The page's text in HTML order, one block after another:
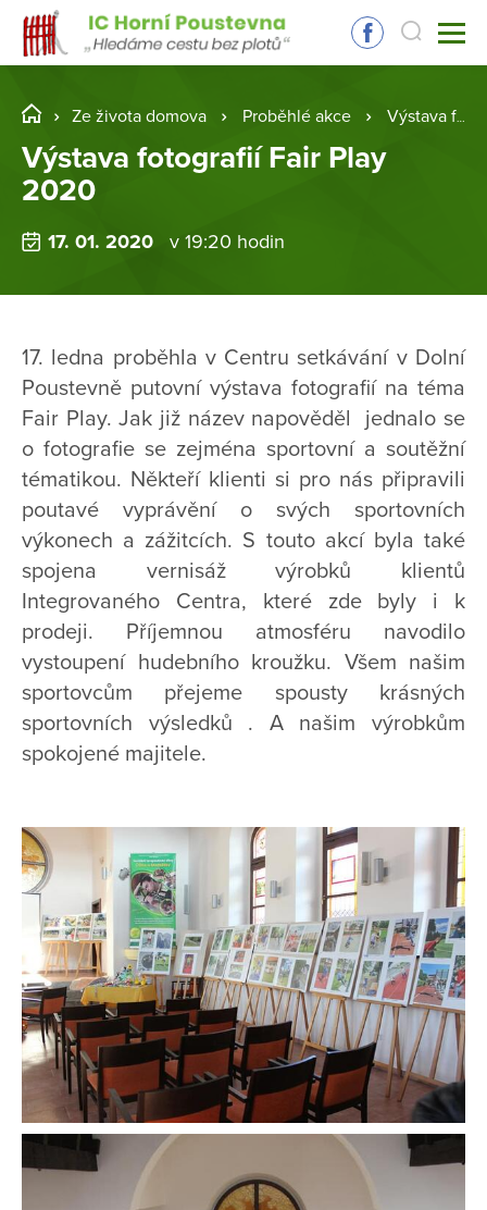
Ze života domova Proběhlé akce Výstava fotografií Fair Play 2020
Výstava fotografií Fair Play
2020
17. 01. 2020 v 19:20 hodin
17. ledna proběhla v Centru setkávání v Dolní
Poustevně putovní výstava fotografií na téma
Fair Play. Jak již název napověděl jednalo se
o fotografie se zejména sportovní a soutěžní
tématikou. Někteří klienti si pro nás připravili
poutavé vyprávění o svých sportovních
výkonech a zážitcích. S touto akcí byla také
spojena vernisáž výrobků klientů
Integrovaného Centra, které zde byly i k
prodeji. Příjemnou atmosféru navodilo
vystoupení hudebního kroužku. Všem našim
sportovcům přejeme spousty krásných
sportovních výsledků . A našim výrobkům
spokojené majitele.